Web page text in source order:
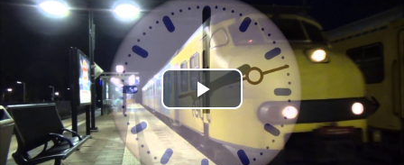
Play
Video